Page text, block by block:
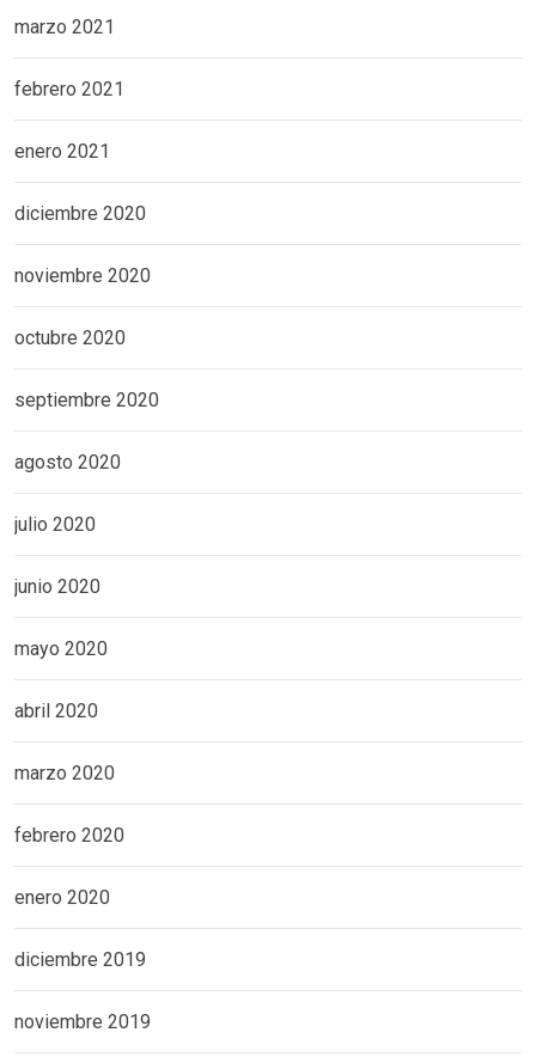
marzo 2021
febrero 2021
enero 2021
diciembre 2020
noviembre 2020
octubre 2020
septiembre 2020
agosto 2020
julio 2020
junio 2020
mayo 2020
abril 2020
marzo 2020
febrero 2020
enero 2020
diciembre 2019
noviembre 2019